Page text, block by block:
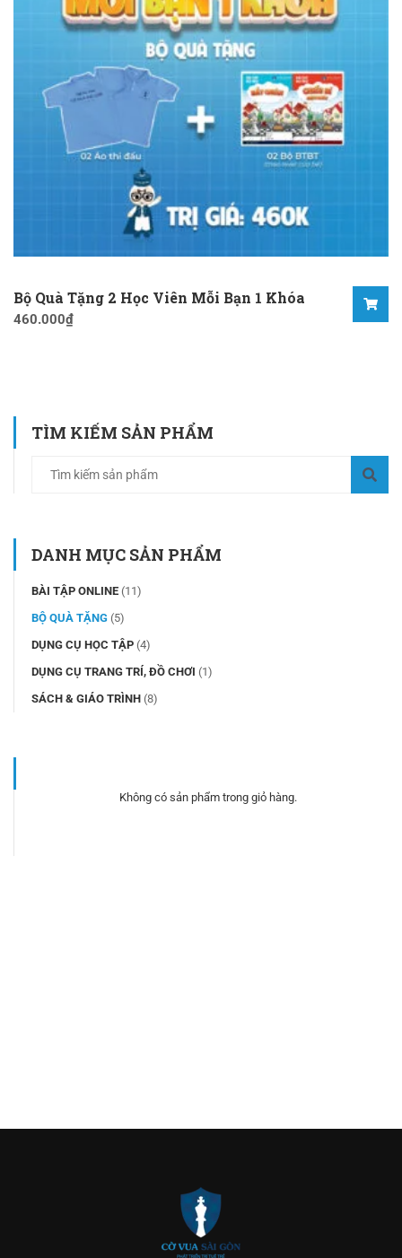
Bộ Quà Tặng 2 Học Viên Mỗi Bạn 1 Khóa
460.000₫
TÌM KIẾM SẢN PHẨM
DANH MỤC SẢN PHẨM
BÀI TẬP ONLINE (11)
BỘ QUÀ TẶNG (5)
DỤNG CỤ HỌC TẬP (4)
DỤNG CỤ TRANG TRÍ, ĐỒ CHƠI (1)
SÁCH & GIÁO TRÌNH (8)
Không có sản phẩm trong giỏ hàng.